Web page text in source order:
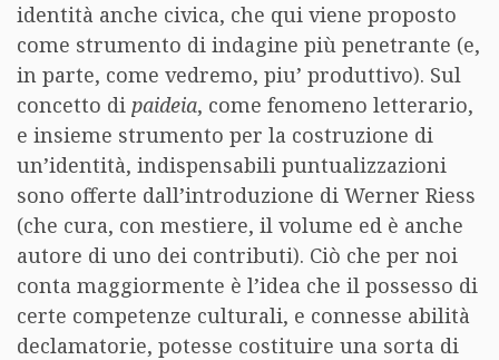
identità anche civica, che qui viene proposto
come strumento di indagine più penetrante (e,
in parte, come vedremo, piu’ produttivo). Sul
concetto di paideia, come fenomeno letterario,
e insieme strumento per la costruzione di
un’identità, indispensabili puntualizzazioni
sono offerte dall’introduzione di Werner Riess
(che cura, con mestiere, il volume ed è anche
autore di uno dei contributi). Ciò che per noi
conta maggiormente è l’idea che il possesso di
certe competenze culturali, e connesse abilità
declamatorie, potesse costituire una sorta di